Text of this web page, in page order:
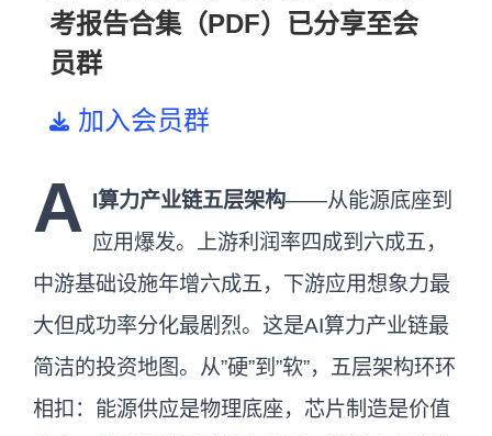
考报告合集（PDF）已分享至会
员群
加入会员群
A I算力产业链五层架构——从能源底座到
应用爆发。上游利润率四成到六成五，
中游基础设施年增六成五，下游应用想象力最
大但成功率分化最剧烈。这是AI算力产业链最
简洁的投资地图。从”硬”到”软”，五层架构环环
相扣：能源供应是物理底座，芯片制造是价值